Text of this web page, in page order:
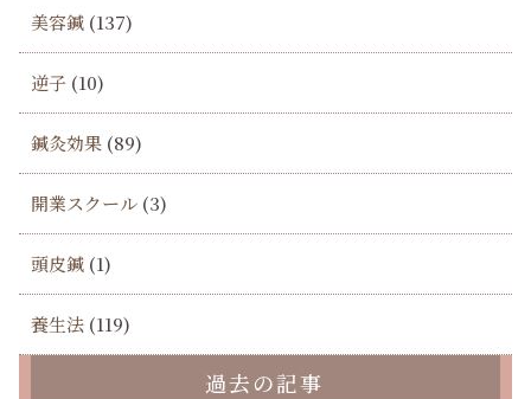
美容鍼 (137)
逆子 (10)
鍼灸効果 (89)
開業スクール (3)
頭皮鍼 (1)
養生法 (119)
過去の記事